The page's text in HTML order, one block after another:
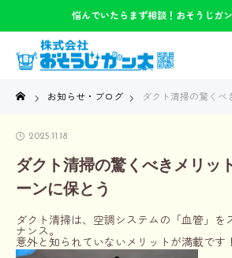
悩んでいたらまず相談！おそうじガ
お知らせ・ブログ ダクト清掃の驚くべきメリ
2025.11.18
ダクト清掃の驚くべきメリッ
ーンに保とう
ダクト清掃は、空調システムの「血管」を
ナンス。
意外と知られていないメリットが満載です！